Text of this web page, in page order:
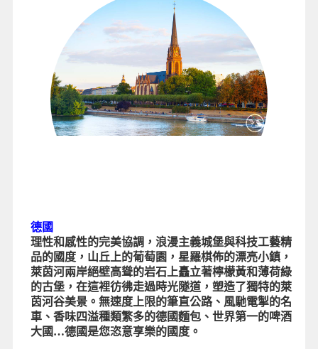
德國
理性和感性的完美協調，浪漫主義城堡與科技工藝精
品的國度，山丘上的葡萄園，星羅棋佈的漂亮小鎮，
萊茵河兩岸絕壁高聳的岩石上矗立著檸檬黃和薄荷綠
的古堡，在這裡彷彿走過時光隧道，塑造了獨特的萊
茵河谷美景。無速度上限的筆直公路、風馳電掣的名
車、香味四溢種類繁多的德國麵包、世界第一的啤酒
大國…德國是您恣意享樂的國度。